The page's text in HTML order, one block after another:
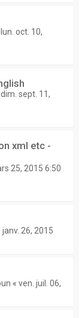
lun. oct. 10,
dim. sept. 11,
xml etc -
25, 2015 6:50
janv. 26, 2015
« ven. juil. 06,